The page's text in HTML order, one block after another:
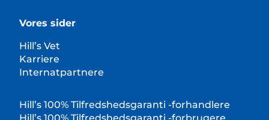
Vores sider
Hill’s Vet
Karriere
Internatpartnere
Hill’s 100% Tilfredshedsgaranti -forhandlere